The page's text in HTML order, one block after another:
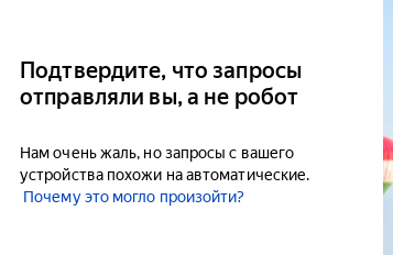
Подтвердите, что запросы
отправляли вы, а не робот
Нам очень жаль, но запросы с вашего
устройства похожи на автоматические.
Почему это могло произойти?